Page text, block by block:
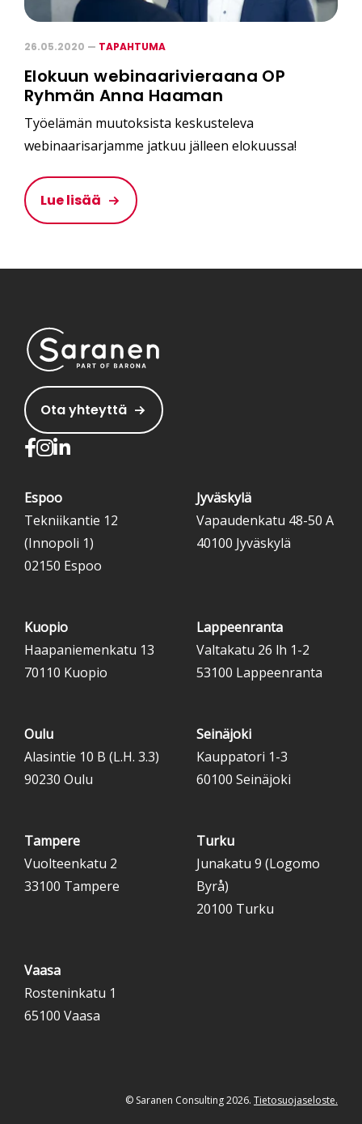
26.05.2020 — TAPAHTUMA
Elokuun webinaarivieraana OP
Ryhmän Anna Haaman
Työelämän muutoksista keskusteleva
webinaarisarjamme jatkuu jälleen elokuussa!
Lue lisää
Ota yhteyttä
Espoo
Tekniikantie 12
(Innopoli 1)
02150 Espoo
Jyväskylä
Vapaudenkatu 48-50 A
40100 Jyväskylä
Kuopio
Haapaniemenkatu 13
70110 Kuopio
Lappeenranta
Valtakatu 26 lh 1-2
53100 Lappeenranta
Oulu
Alasintie 10 B (L.H. 3.3)
90230 Oulu
Seinäjoki
Kauppatori 1-3
60100 Seinäjoki
Tampere
Vuolteenkatu 2
33100 Tampere
Turku
Junakatu 9 (Logomo
Byrå)
20100 Turku
Vaasa
Rosteninkatu 1
65100 Vaasa
© Saranen Consulting 2026. Tietosuojaseloste.